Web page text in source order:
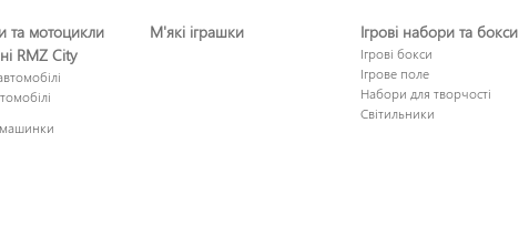
та мотоцикли
RMZ City
машинки
М'які іграшки Ігрові набори та бокси
Ігрові бокси
Ігрове поле
Набори для творчості
Світильники